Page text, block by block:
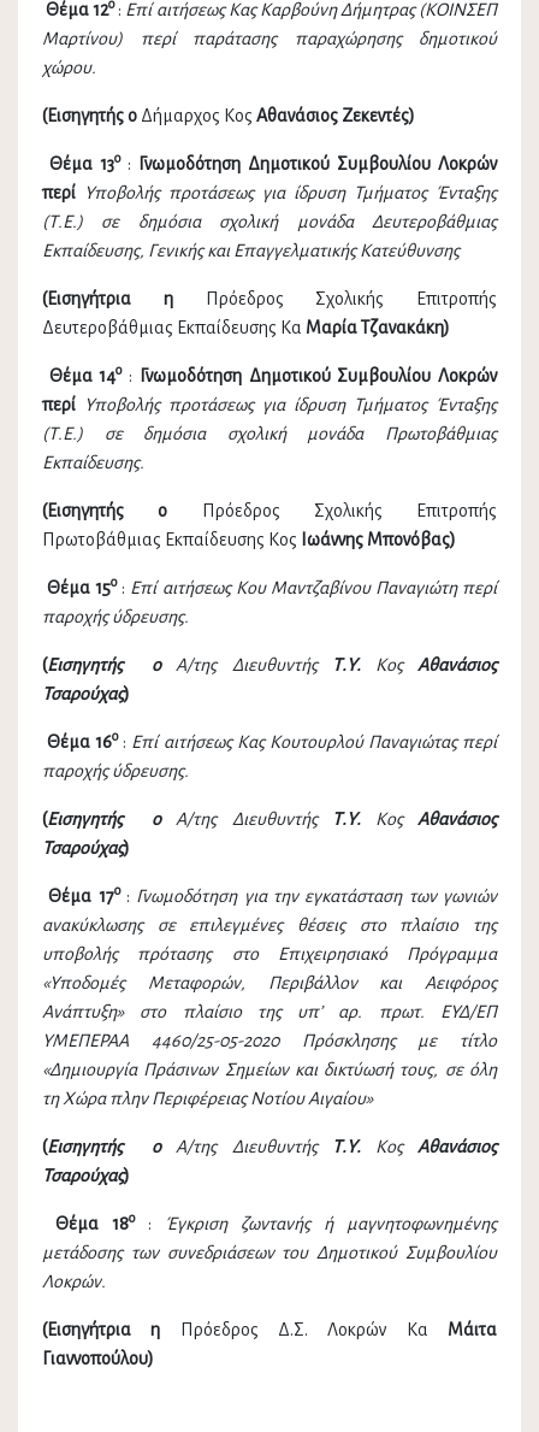
Θέμα 12ο: Επί αιτήσεως Κας Καρβούνη Δήμητρας (ΚΟΙΝΣΕΠ
Μαρτίνου) περί παράτασης παραχώρησης δημοτικού
χώρου.
(Εισηγητής ο Δήμαρχος Κος Αθανάσιος Ζεκεντές)
Θέμα 13ο: Γνωμοδότηση Δημοτικού Συμβουλίου Λοκρών
περί
Υποβολής προτάσεως για ίδρυση Τμήματος Ένταξης
(Τ.Ε.) σε δημόσια σχολική μονάδα Δευτεροβάθμιας
Εκπαίδευσης, Γενικής και Επαγγελματικής Κατεύθυνσης
(Εισηγήτρια η
Πρόεδρος Σχολικής Επιτροπής
Δευτεροβάθμιας Εκπαίδευσης Κα Μαρία Τζανακάκη)
Θέμα 14ο: Γνωμοδότηση Δημοτικού Συμβουλίου Λοκρών
περί
Υποβολής προτάσεως για ίδρυση Τμήματος Ένταξης
(Τ.Ε.) σε δημόσια σχολική μονάδα Πρωτοβάθμιας
Εκπαίδευσης.
(Εισηγητής ο
Πρόεδρος Σχολικής Επιτροπής
Πρωτοβάθμιας Εκπαίδευσης Κος Ιωάννης Μπονόβας)
Θέμα 15ο: Επί αιτήσεως Κου Μαντζαβίνου Παναγιώτη περί
παροχής ύδρευσης.
(Εισηγητής οΑ/της ΔιευθυντήςΤ.Υ. ΚοςΑθανάσιος
Τσαρούχας)
Θέμα 16ο: Επί αιτήσεως Κας Κουτουρλού Παναγιώτας περί
παροχής ύδρευσης.
(Εισηγητής οΑ/της ΔιευθυντήςΤ.Υ. ΚοςΑθανάσιος
Τσαρούχας)
Θέμα 17ο: Γνωμοδότηση για την εγκατάσταση των γωνιών
ανακύκλωσης σε επιλεγμένες θέσεις στο πλαίσιο της
υποβολής πρότασης στο Επιχειρησιακό Πρόγραμμα
«Υποδομές Μεταφορών, Περιβάλλον και Αειφόρος
Ανάπτυξη» στο πλαίσιο της υπ’ αρ. πρωτ. ΕΥΔ/ΕΠ
ΥΜΕΠΕΡΑΑ 4460/25-05-2020 Πρόσκλησης με τίτλο
«Δημιουργία Πράσινων Σημείων και δικτύωσή τους, σε όλη
τη Χώρα πλην Περιφέρειας Νοτίου Αιγαίου»
(Εισηγητής οΑ/της ΔιευθυντήςΤ.Υ. ΚοςΑθανάσιος
Τσαρούχας)
Θέμα 18ο:
Έγκριση ζωντανής ή μαγνητοφωνημένης
μετάδοσης των συνεδριάσεων του Δημοτικού Συμβουλίου
Λοκρών.
(Εισηγήτρια η Πρόεδρος Δ.Σ. Λοκρών Κα Μάιτα
Γιαννοπούλου)